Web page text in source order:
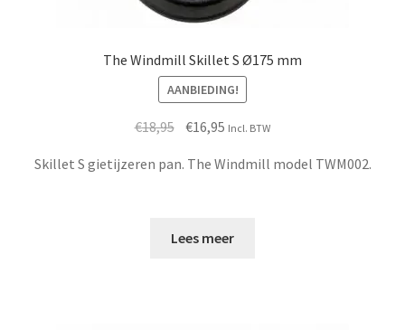
The Windmill Skillet S Ø175 mm
AANBIEDING!
€18,95 Oorspronkelijke
was:
€16,95 Huidige
is:
Incl. BTW
Skillet S gietijzeren pan. The Windmill model TWM002.
Lees meer